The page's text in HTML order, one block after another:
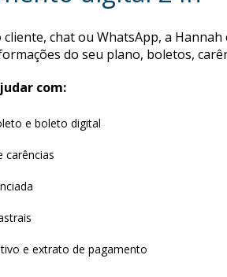
chat ou WhatsApp, a
do seu plano, boletos,
com:
e boleto digital
carências
e extrato de pagamento